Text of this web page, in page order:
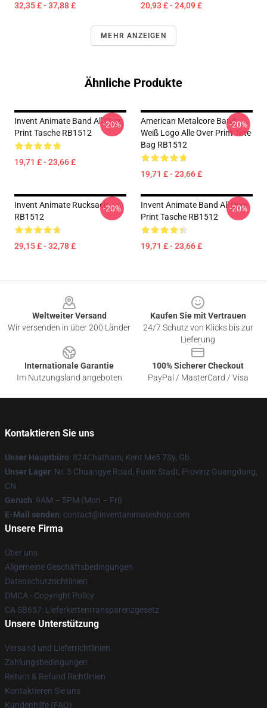
32,35 £ - 37,88 £ 20,93 £ - 24,09 £
MEHR ANZEIGEN
Ähnliche Produkte
Invent Animate Band All Over
Print Tasche RB1512
19,71 £ - 23,66 £
-20%
American Metalcore Band
Weiß Logo Alle Over Print Tote
Bag RB1512
19,71 £ - 23,66 £
-20%
Invent Animate Rucksack
RB1512
29,15 £ - 32,78 £
-20%
Invent Animate Band All Over
Print Tasche RB1512
19,71 £ - 23,66 £
-20%
Weltweiter Versand
Wir versenden in über 200 Länder
Kaufen Sie mit Vertrauen
24/7 Schutz von Klicks bis zur
Lieferung
Internationale Garantie
Im Nutzungsland angeboten
100% Sicherer Checkout
PayPal / MasterCard / Visa
Kontaktieren Sie uns
Unser Hauptbüro: 824Chatham, Kent Me5 7Sy, Gb
Unser Lager: Nr. 5 Chuangye Road, Fuxin Stadt, Provinz Guangdong,
CN
Geruch: 9AM – 5PM (Mon – Fri)
E-Mail senden: contact@inventanimateshop.com
Unsere Firma
Über uns
Allgemeine Geschäftsbedingungen
Datenschutzrichtlinien
DMCA - Copyright Policy
CA SB657: Lieferkettentransparenzgesetz
Unsere Unterstützung
Versand und Lieferrichtlinien
Zahlungsbedingungen
Return & Refund Richtlinien
Kontaktieren Sie uns
Kundenhilfe (FAQ)